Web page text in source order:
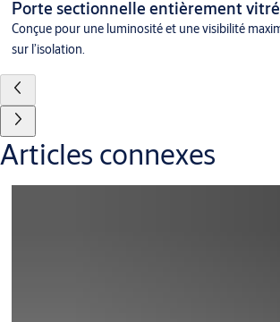
Porte sectionnelle entièrement
Conçue pour une luminosité et une visibilité
sur l’isolation.
Articles connexes